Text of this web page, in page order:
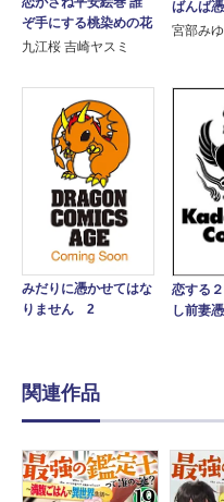
ぞ手にする桃染めの花
九江桜 吉崎ヤスミ
ばんば
宮部み
みだりに憑かせてはな
りません 2
恋する
し前妻
関連作品